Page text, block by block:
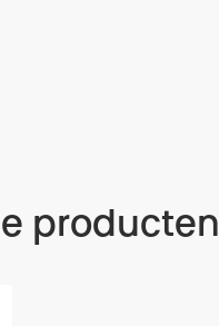
producten